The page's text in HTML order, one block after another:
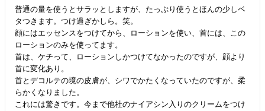
普通の量を使うとサラッとしますが、たっぷり使うとほんの少しベ
タつきます。つけ過ぎかしら。笑。
顔にはエッセンスをつけてから、ローションを使い、首には、この
ローションのみを使ってます。
首は、ケチって、ローションしかつけてなかったのですが、顔より
首に変化あり。
首とデコルテの境の皮膚が、シワでかたくなっていたのですが、柔
らかくなりました。
これには驚きです。今まで他社のナイアシン入りのクリームをつけ